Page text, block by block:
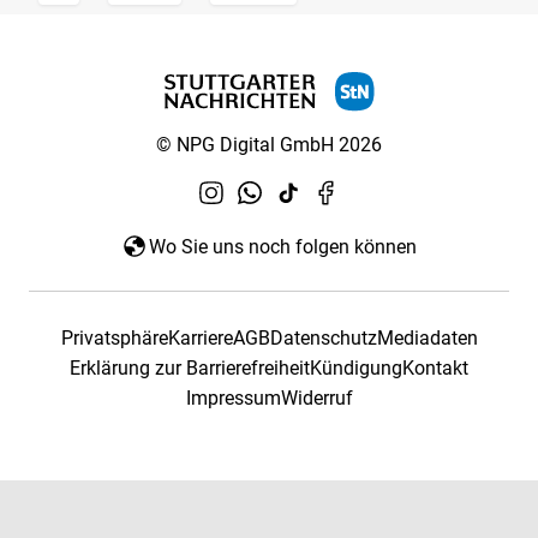
© NPG Digital GmbH 2026
Wo Sie uns noch folgen können
PrivatsphäreKarriereAGBDatenschutzMediadaten
Erklärung zur BarrierefreiheitKündigungKontakt
ImpressumWiderruf